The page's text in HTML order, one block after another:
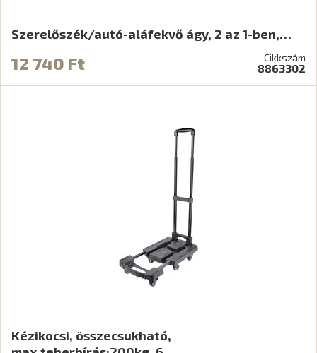
Szerelőszék/autó-aláfekvő ágy, 2 az 1-ben,…
12 740 Ft Cikkszám
8863302
Kézikocsi, összecsukható,